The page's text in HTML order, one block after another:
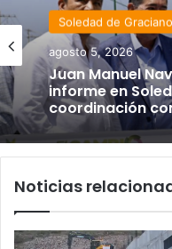
Soledad de
agosto 5, 2026
Juan Manuel
informe en
coordinación
Noticias